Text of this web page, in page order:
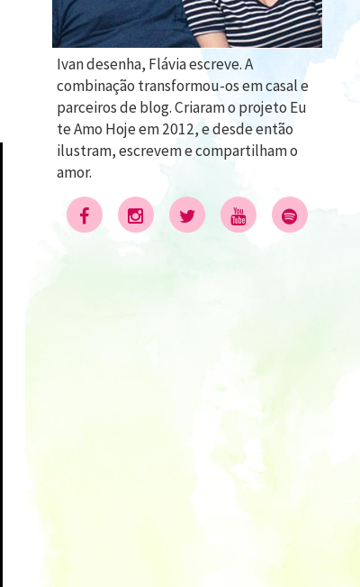
Ivan desenha, Flávia escreve. A
combinação transformou-os em casal e
parceiros de blog. Criaram o projeto Eu
te Amo Hoje em 2012, e desde então
ilustram, escrevem e compartilham o
amor.